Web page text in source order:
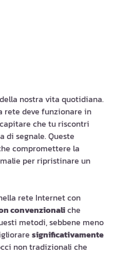
nostra vita quotidiana.
rete deve funzionare in
che tu riscontri
di segnale. Queste
compromettere la
per ripristinare un
rete Internet con
convenzionaliche
metodi, sebbene meno
significativamente
non tradizionali che